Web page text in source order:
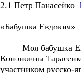
2.1 Петр Панасейко
«Бабушка Евдокия»
Моя бабушка
Кононовны
участником русско-